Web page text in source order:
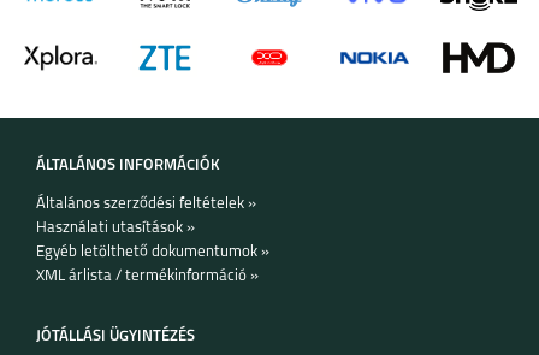
8 5G
ÁLTALÁNOS INFORMÁCIÓK
Általános szerződési feltételek »
Használati utasítások »
Egyéb letölthető dokumentumok »
XML árlista / termékinformáció »
JÓTÁLLÁSI ÜGYINTÉZÉS